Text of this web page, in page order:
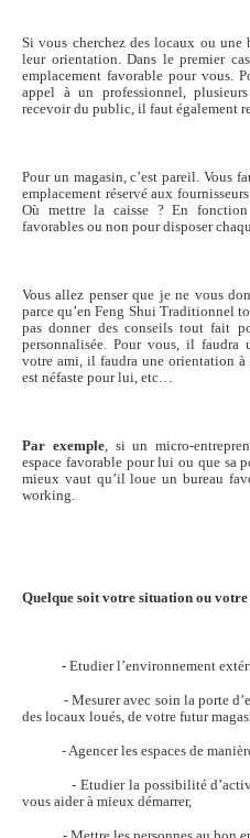
Si vous cherchez des locaux ou
leur orientation. Dans le premier
emplacement favorable pour vous.
appel à un professionnel,
recevoir du public, il faut également
Pour un magasin, c’est pareil. Vous
emplacement réservé aux
Où mettre la caisse ? En
favorables ou non pour disposer
Vous allez penser que je ne vous
parce qu’en Feng Shui Traditionnel
pas donner des conseils tout fait
personnalisée. Pour vous, il
votre ami, il faudra une orientation à
est néfaste pour lui, etc…
Par exemple, si un micro-
espace favorable pour lui ou que sa
mieux vaut qu’il loue un bureau
working.
Quelque soit votre situation ou
- Etudier l’environnement
- Mesurer avec soin la porte
des locaux loués, de votre futur
- Agencer les espaces de manière
- Etudier la possibilité d’activer
vous aider à mieux démarrer,